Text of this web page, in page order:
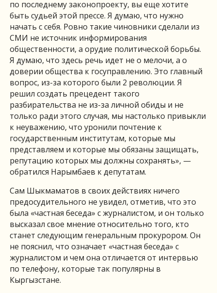
по последнему законопроекту, вы еще хотите
быть судьей этой прессе. Я думаю, что нужно
начать с себя. Ровно такие чиновники сделали из
СМИ не источник информирования
общественности, а орудие политической борьбы.
Я думаю, что здесь речь идет не о мелочи, а о
доверии общества к госуправлению. Это главный
вопрос, из-за которого были 2 революции. Я
решил создать прецедент такого
разбирательства не из-за личной обиды и не
только ради этого случая, мы настолько привыкли
к неуважению, что уронили почтение к
государственным институтам, которые мы
представляем и которые мы обязаны защищать,
репутацию которых мы должны сохранять», —
обратился Нарымбаев к депутатам.
Сам Шыкмаматов в своих действиях ничего
предосудительного не увидел, отметив, что это
была «частная беседа» с журналистом, и он только
высказал свое мнение относительно того, кто
станет следующим генеральным прокурором. Он
не пояснил, что означает «частная беседа» с
журналистом и чем она отличается от интервью
по телефону, которые так популярны в
Кыргызстане.